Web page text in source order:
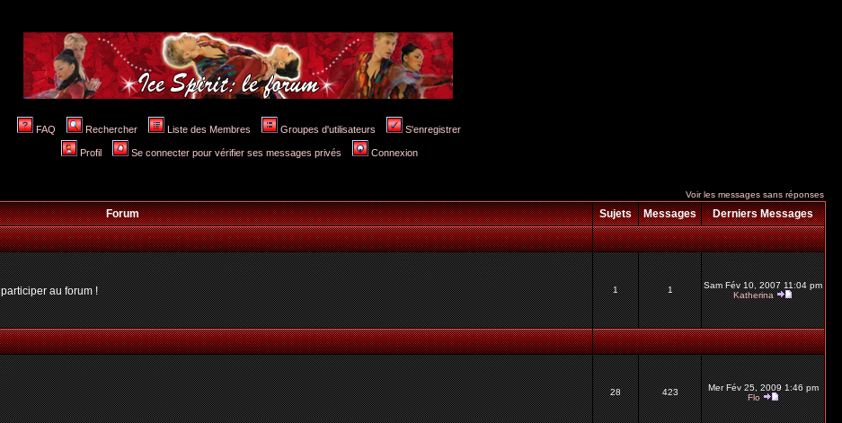
FAQ Rechercher Liste des Membres Groupes d'utilisateurs S'enregistrer
Profil Se connecter pour vérifier ses messages privés Connexion
Voir les messages sans réponses
Forum Sujets Messages
Derniers Messages
au forum !
1 1
Sam Fév 10, 2007 11:04 pm
Katherina
28 423
Mer Fév 25, 2009 1:46 pm
Flo